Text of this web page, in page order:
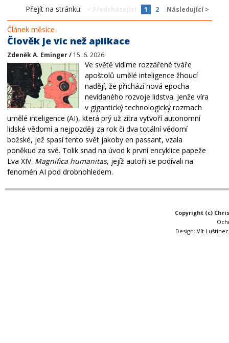
Přejít na stránku: 1 2 Následující >
Článek měsíce
Člověk je víc než aplikace
Zdeněk A. Eminger / 15. 6. 2026
Ve světě vidíme rozzářené tváře
apoštolů umělé inteligence žhoucí
nadějí, že přichází nová epocha
nevídaného rozvoje lidstva. Jenže víra
v gigantický technologický rozmach
umělé inteligence (AI), která prý už zítra vytvoří autonomní
lidské vědomí a nejpozději za rok či dva totální vědomí
božské, jež spasí tento svět jakoby en passant, vzala
poněkud za své. Tolik snad na úvod k první encyklice papeže
Lva XIV. Magnifica humanitas, jejíž autoři se podívali na
fenomén AI pod drobnohledem.
Copyright (c)
Design:Vít Luštinec